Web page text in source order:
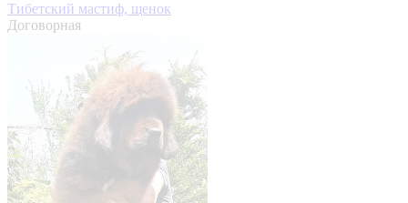
Тибетский мастиф, щенок
Договорная